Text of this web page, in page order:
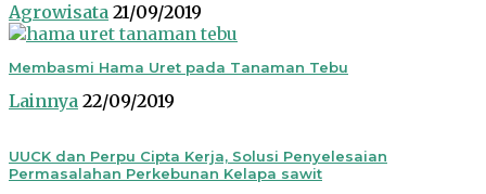
Agrowisata 21/09/2019
Membasmi Hama Uret pada Tanaman Tebu
Lainnya 22/09/2019
UUCK dan Perpu Cipta Kerja, Solusi Penyelesaian
Permasalahan Perkebunan Kelapa sawit